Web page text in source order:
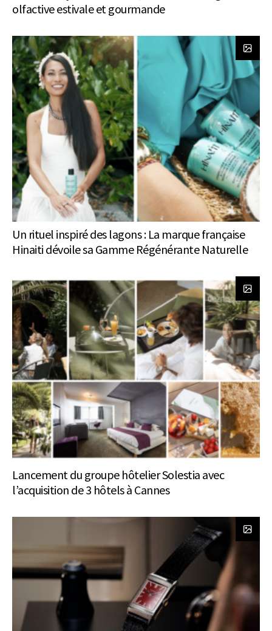
olfactive estivale et gourmande
Un rituel inspiré des lagons : La marque française
Hinaiti dévoile sa Gamme Régénérante Naturelle
Lancement du groupe hôtelier Solestia avec
l’acquisition de 3 hôtels à Cannes